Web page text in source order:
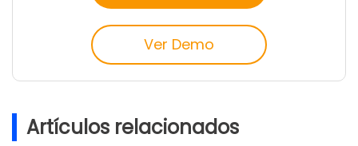
Ver Demo
Artículos relacionados